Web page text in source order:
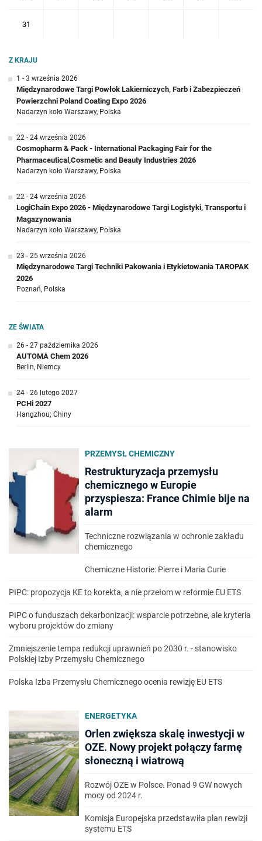
31
Z KRAJU
1 - 3 września 2026
Międzynarodowe Targi Powłok Lakierniczych, Farb i Zabezpieczeń
Powierzchni Poland Coating Expo 2026
Nadarzyn koło Warszawy, Polska
22 - 24 września 2026
Cosmopharm & Pack - International Packaging Fair for the
Pharmaceutical,Cosmetic and Beauty Industries 2026
Nadarzyn koło Warszawy, Polska
22 - 24 września 2026
LogiChain Expo 2026 - Międzynarodowe Targi Logistyki, Transportu i
Magazynowania
Nadarzyn koło Warszawy, Polska
23 - 25 września 2026
Międzynarodowe Targi Techniki Pakowania i Etykietowania TAROPAK
2026
Poznań, Polska
ZE ŚWIATA
26 - 27 października 2026
AUTOMA Chem 2026
Berlin, Niemcy
24 - 26 lutego 2027
PCHi 2027
Hangzhou; Chiny
PRZEMYSŁ CHEMICZNY
Restrukturyzacja przemysłu
chemicznego w Europie
przyspiesza: France Chimie bije na
alarm
Techniczne rozwiązania w ochronie zakładu
chemicznego
Chemiczne Historie: Pierre i Maria Curie
PIPC: propozycja KE to korekta, a nie przełom w reformie EU ETS
PIPC o funduszach dekarbonizacji: wsparcie potrzebne, ale kryteria
wyboru projektów do zmiany
Zmniejszenie tempa redukcji uprawnień po 2030 r. - stanowisko
Polskiej Izby Przemysłu Chemicznego
Polska Izba Przemysłu Chemicznego ocenia rewizję EU ETS
ENERGETYKA
Orlen zwiększa skalę inwestycji w
OZE. Nowy projekt połączy farmę
słoneczną i wiatrową
Rozwój OZE w Polsce. Ponad 9 GW nowych
mocy od 2024 r.
Komisja Europejska przedstawiła plan rewizji
systemu ETS